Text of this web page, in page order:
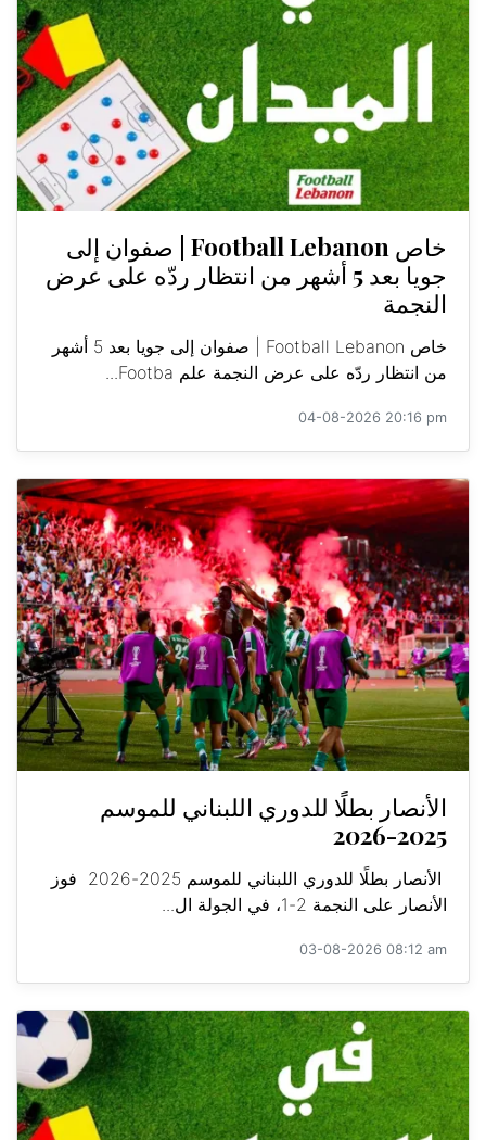
خاص Football Lebanon | صفوان إلى
جويا بعد 5 أشهر من انتظار ردّه على عرض
النجمة
خاص Football Lebanon | صفوان إلى جويا بعد 5 أشهر
من انتظار ردّه على عرض النجمة علم Footba...
04-08-2026 20:16 pm
الأنصار بطلًا للدوري اللبناني للموسم
2025-2026
الأنصار بطلًا للدوري اللبناني للموسم 2025-2026 فوز
الأنصار على النجمة 2-1، في الجولة ال...
03-08-2026 08:12 am